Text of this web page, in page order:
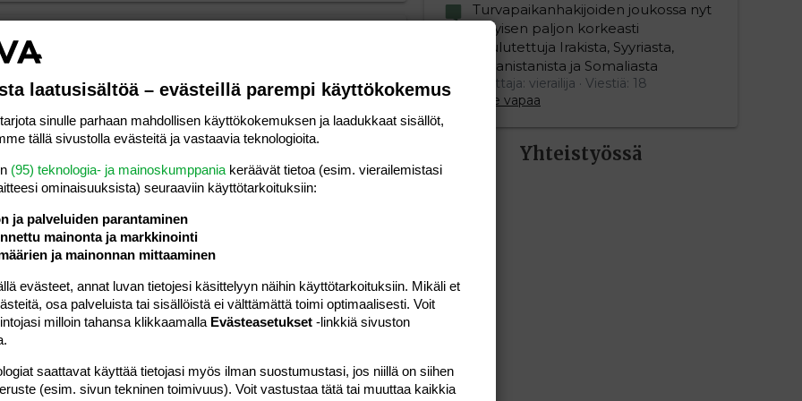
aikoina. Ehkä vieläkin?
Vastaa
:
posahti
strategisesti tärkeää Krimille johtavaa siltaa
tärkeää Krimille johtavaa siltaa
Click to expand...
Turvapaikanhakijoiden joukossa nyt
erityisen paljon korkeasti
koulutettuja Irakista, Syyriasta,
Afganistanista ja Somaliasta
Aloittaja: vierailija
Viestiä: 18
Aihe vapaa
Yhteistyössä
laatusisältöä – evästeillä parempi käyttökokemus
sinulle parhaan mahdollisen käyttökokemuksen ja laadukkaat sisällöt,
tällä sivustolla evästeitä ja vastaavia teknologioita.
(95) teknologia- ja mainoskumppania keräävät tietoa (esim. vierailemis­tasi
ominaisuuk­sista) seuraaviin käyttötarkoituksiin:
ja palveluiden parantaminen
mainonta ja markkinointi
ja mainonnan mittaaminen
evästeet, annat luvan tietojesi käsittelyyn näihin käyttötarkoituksiin. Mikäli et
osa palveluista tai sisällöistä ei välttämättä toimi optimaalisesti. Voit
milloin tahansa klikkaamalla Evästeasetukset -linkkiä sivuston
saattavat käyttää tietojasi myös ilman suostumustasi, jos niillä on siihen
(esim. sivun tekninen toimivuus). Voit vastustaa tätä tai muuttaa kaikkia